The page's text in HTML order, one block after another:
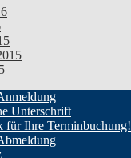
Unterschrift
für Ihre Terminbuchung!